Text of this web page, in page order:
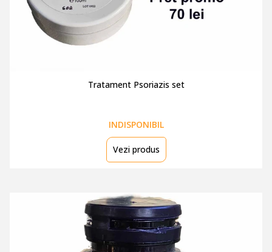
Tratament Psoriazis set
INDISPONIBIL
Vezi produs